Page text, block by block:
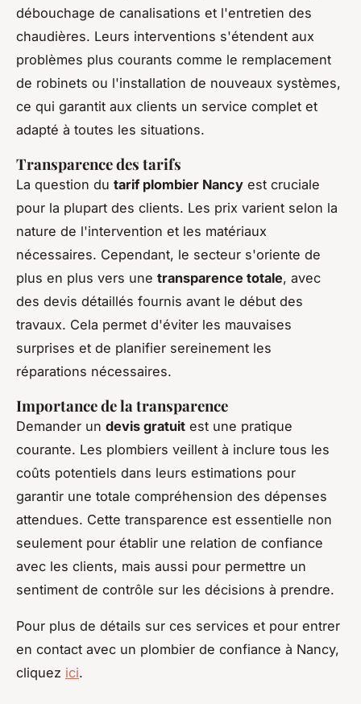
débouchage de canalisations et l'entretien des
chaudières. Leurs interventions s'étendent aux
problèmes plus courants comme le remplacement
de robinets ou l'installation de nouveaux systèmes,
ce qui garantit aux clients un service complet et
adapté à toutes les situations.
Transparence des tarifs
La question du tarif plombier Nancy est cruciale
pour la plupart des clients. Les prix varient selon la
nature de l'intervention et les matériaux
nécessaires. Cependant, le secteur s'oriente de
plus en plus vers une transparence totale, avec
des devis détaillés fournis avant le début des
travaux. Cela permet d'éviter les mauvaises
surprises et de planifier sereinement les
réparations nécessaires.
Importance de la transparence
Demander un devis gratuit est une pratique
courante. Les plombiers veillent à inclure tous les
coûts potentiels dans leurs estimations pour
garantir une totale compréhension des dépenses
attendues. Cette transparence est essentielle non
seulement pour établir une relation de confiance
avec les clients, mais aussi pour permettre un
sentiment de contrôle sur les décisions à prendre.
Pour plus de détails sur ces services et pour entrer
en contact avec un plombier de confiance à Nancy,
cliquez ici.